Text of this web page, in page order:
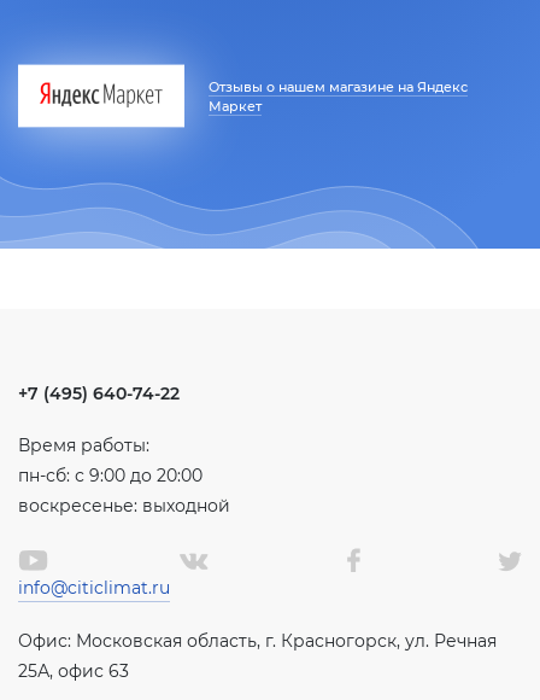
Отзывы о нашем магазине на Яндекс
Маркет
+7 (495) 640-74-22
Время работы:
пн-сб: с 9:00 до 20:00
воскресенье: выходной
info@citiclimat.ru
Офис: Московская область, г. Красногорск, ул. Речная
25А, офис 63